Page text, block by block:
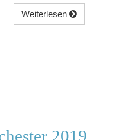
Weiterlesen
2019